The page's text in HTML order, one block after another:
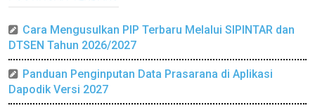
Cara Mengusulkan PIP Terbaru Melalui SIPINTAR dan
DTSEN Tahun 2026/2027
Panduan Penginputan Data Prasarana di Aplikasi
Dapodik Versi 2027